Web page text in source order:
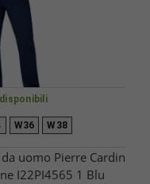
W36 W38
uomo Pierre Cardin
I22PI4565 1 Blu